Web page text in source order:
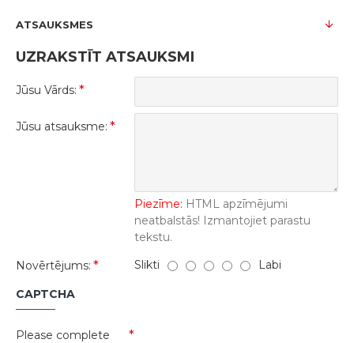
ATSAUKSMES
UZRAKSTĪT ATSAUKSMI
Jūsu Vārds:
Jūsu atsauksme:
Piezīme: HTML apzīmējumi
neatbalstās! Izmantojiet parastu
tekstu.
Novērtējums:
Slikti Labi
CAPTCHA
Please complete